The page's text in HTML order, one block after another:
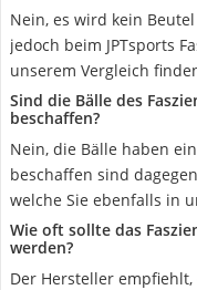
Nein, es wird kein
jedoch beim JPTsports
unserem Vergleich
Sind die Bälle des
beschaffen?
Nein, die Bälle haben
beschaffen sind
welche Sie ebenfalls in
Wie oft sollte das
werden?
Der Hersteller